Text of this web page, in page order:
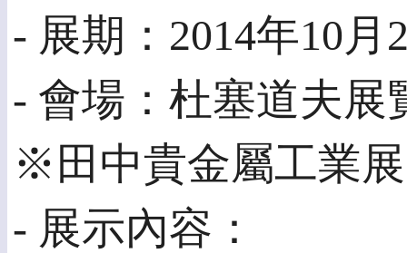
- 展期：2014年10
- 會場：杜塞道夫展
※田中貴金屬工業
- 展示內容：